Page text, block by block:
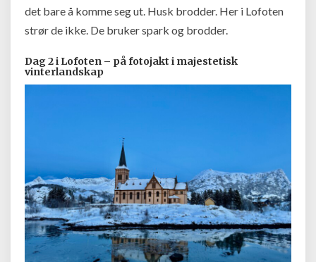
det bare å komme seg ut. Husk brodder. Her i Lofoten
strør de ikke. De bruker spark og brodder.
Dag 2 i Lofoten – på fotojakt i majestetisk
vinterlandskap